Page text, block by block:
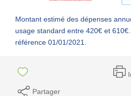
Montant estimé des dépenses
usage standard entre 420€ et
référence 01/01/2021.
Partager